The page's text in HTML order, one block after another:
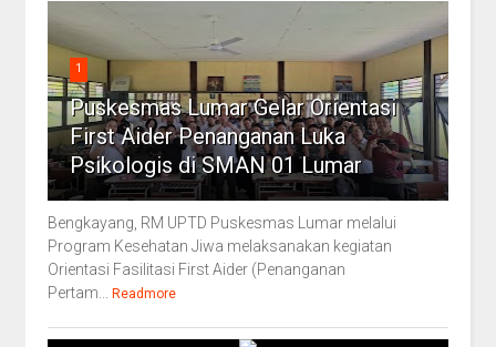
1
Puskesmas Lumar Gelar Orientasi
First Aider Penanganan Luka
Psikologis di SMAN 01 Lumar
Bengkayang, RM UPTD Puskesmas Lumar melalui
Program Kesehatan Jiwa melaksanakan kegiatan
Orientasi Fasilitasi First Aider (Penanganan
Pertam...
Readmore